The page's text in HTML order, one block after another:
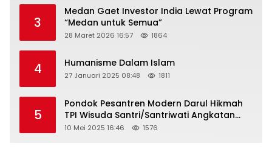
3
Medan Gaet Investor India Lewat Program
“Medan untuk Semua”
28 Maret 2026 16:57 1864
4 Humanisme Dalam Islam
27 Januari 2025 08:48 1811
5
Pondok Pesantren Modern Darul Hikmah
TPI Wisuda Santri/Santriwati Angkatan
XXXIII
10 Mei 2025 16:46 1576